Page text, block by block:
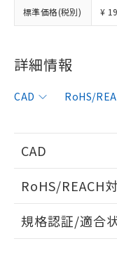
標準価格(税別) ¥
詳細情報
CAD RoHS/
CAD
ログイン/会員登
ドすることがで
RoHS/REACH
EU RoHS 注意事
規格認証/適合